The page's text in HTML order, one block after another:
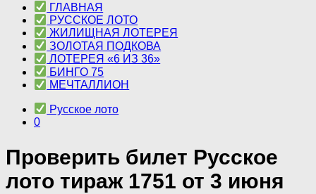
ГЛАВНАЯ
РУССКОЕ ЛОТО
ЖИЛИЩНАЯ ЛОТЕРЕЯ
ЗОЛОТАЯ ПОДКОВА
ЛОТЕРЕЯ «6 ИЗ 36»
БИНГО 75
МЕЧТАЛЛИОН
Русское лото
0
Проверить билет Русское
лото тираж 1751 от 3 июня